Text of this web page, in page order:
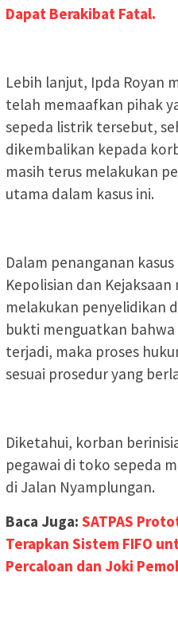
Dapat Berakibat Fatal.
Lebih lanjut, Ipda Royan
telah memaafkan pihak
sepeda listrik tersebut,
dikembalikan kepada
masih terus melakukan
utama dalam kasus ini.
Dalam penanganan
Kepolisian dan
melakukan penyelidikan
bukti menguatkan
terjadi, maka proses
sesuai prosedur yang
Diketahui, korban
pegawai di toko sepeda
di Jalan Nyamplungan.
Baca Juga: SATPAS
Terapkan Sistem FIFO
Percaloan dan Joki